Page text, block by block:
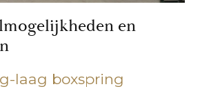
en
laag boxspring